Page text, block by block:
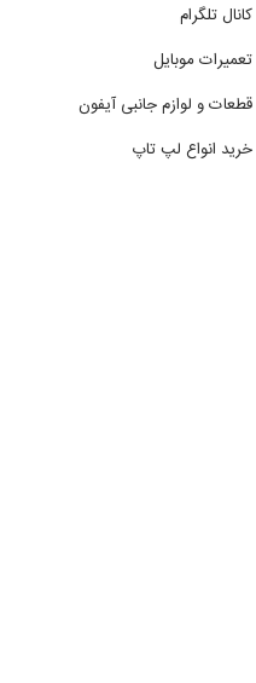
کانال تلگرام
تعمیرات موبایل
قطعات و لوازم جانبی آیفون
خرید انواع لپ تاپ